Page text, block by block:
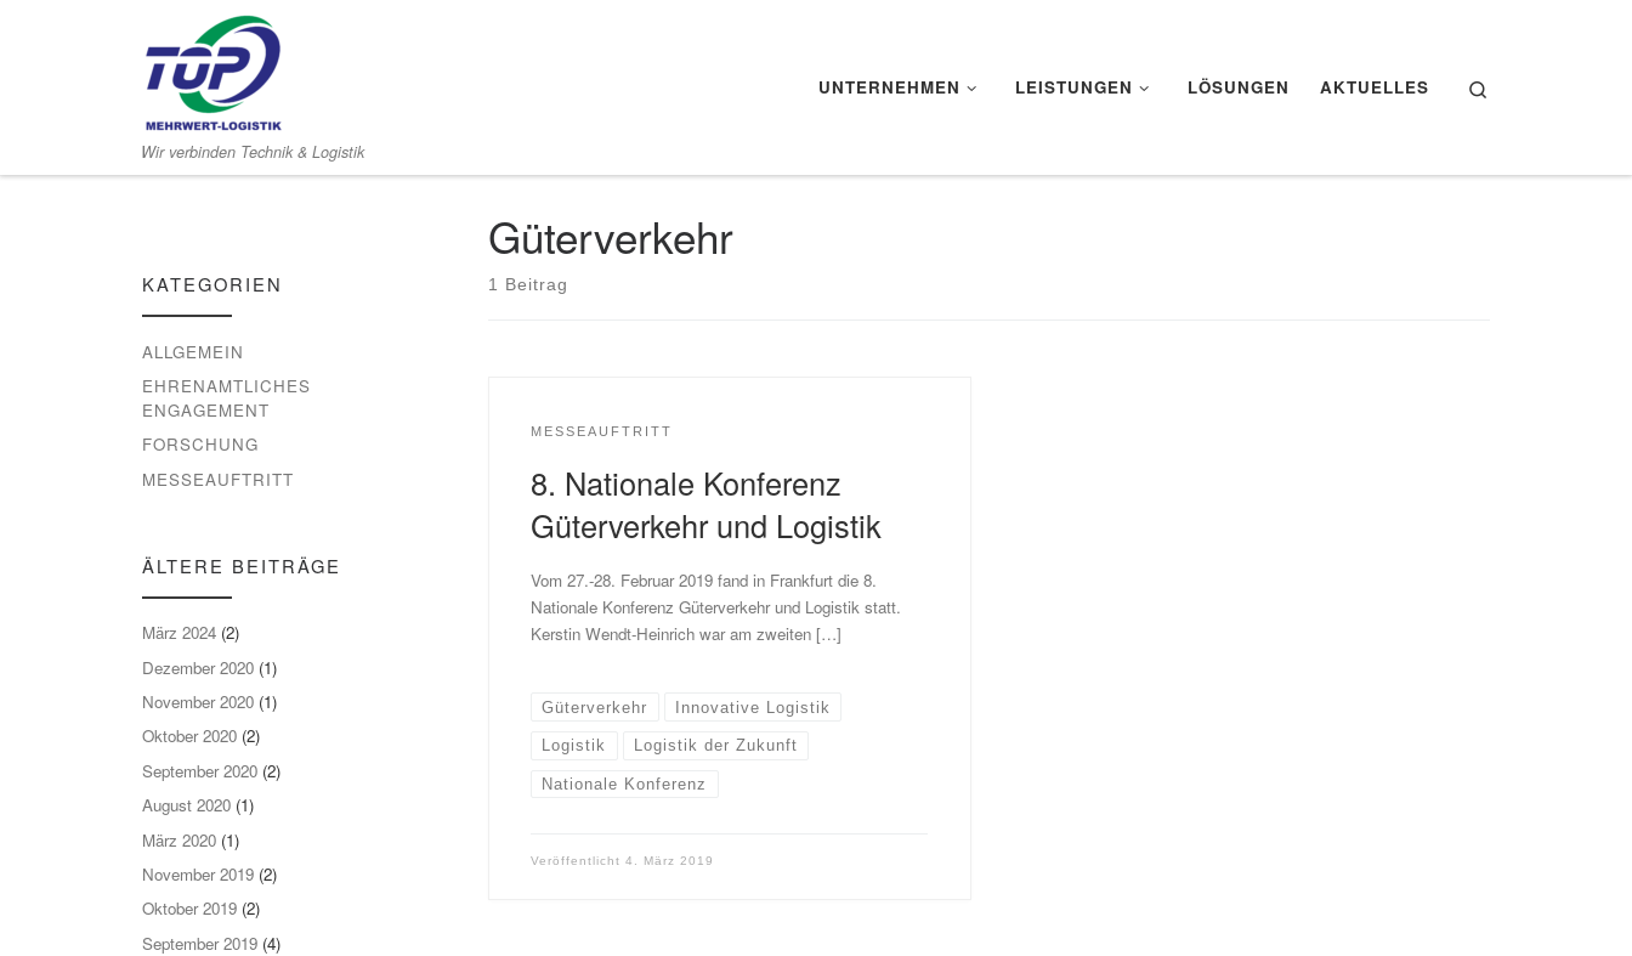
Zum Inhalt springen
Wir verbinden Technik & Logistik
UNTERNEHMEN LEISTUNGEN LÖSUNGEN AKTUELLES
Güterverkehr
1 Beitrag
MESSEAUFTRITT
8. Nationale Konferenz
Güterverkehr und Logistik
Vom 27.-28. Februar 2019 fand in Frankfurt die 8.
Nationale Konferenz Güterverkehr und Logistik statt.
Kerstin Wendt-Heinrich war am zweiten […]
Güterverkehr Innovative Logistik
Logistik Logistik der Zukunft
Nationale Konferenz
Veröffentlicht 4. März 2019
KATEGORIEN
ALLGEMEIN
EHRENAMTLICHES
ENGAGEMENT
FORSCHUNG
MESSEAUFTRITT
ÄLTERE BEITRÄGE
März 2024 (2)
Dezember 2020 (1)
November 2020 (1)
Oktober 2020 (2)
September 2020 (2)
August 2020 (1)
März 2020 (1)
November 2019 (2)
Oktober 2019 (2)
September 2019 (4)